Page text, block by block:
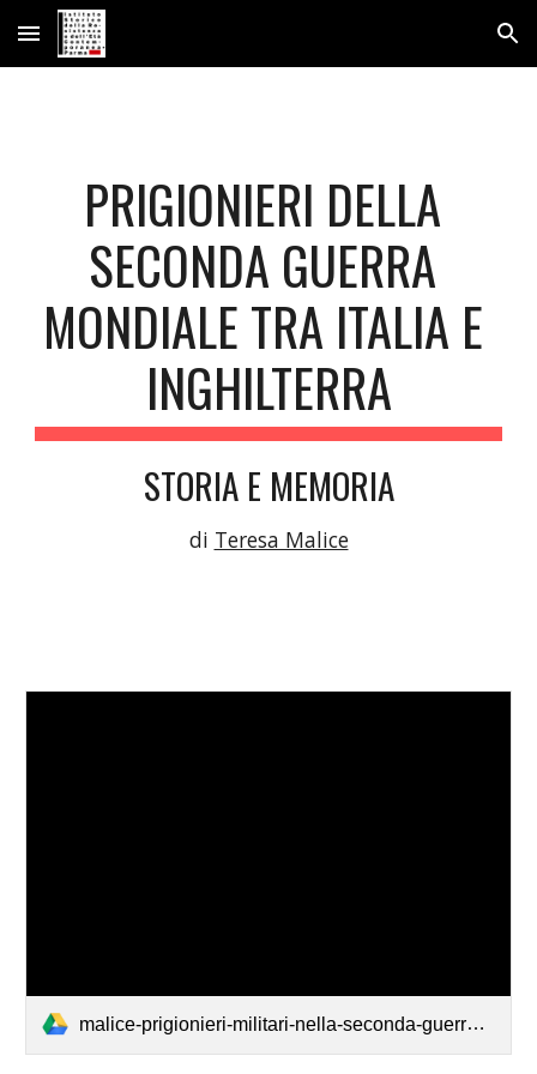
Skip to main content Skip to navigation
PRIGIONIERI DELLA
SECONDA GUERRA
MONDIALE TRA ITALIA E
INGHILTERRA
STORIA E MEMORIA
di Teresa Malice
malice-prigionieri-militari-nella-seconda-guerra-mondiale-tra-italia-e-inghilterra.pdf